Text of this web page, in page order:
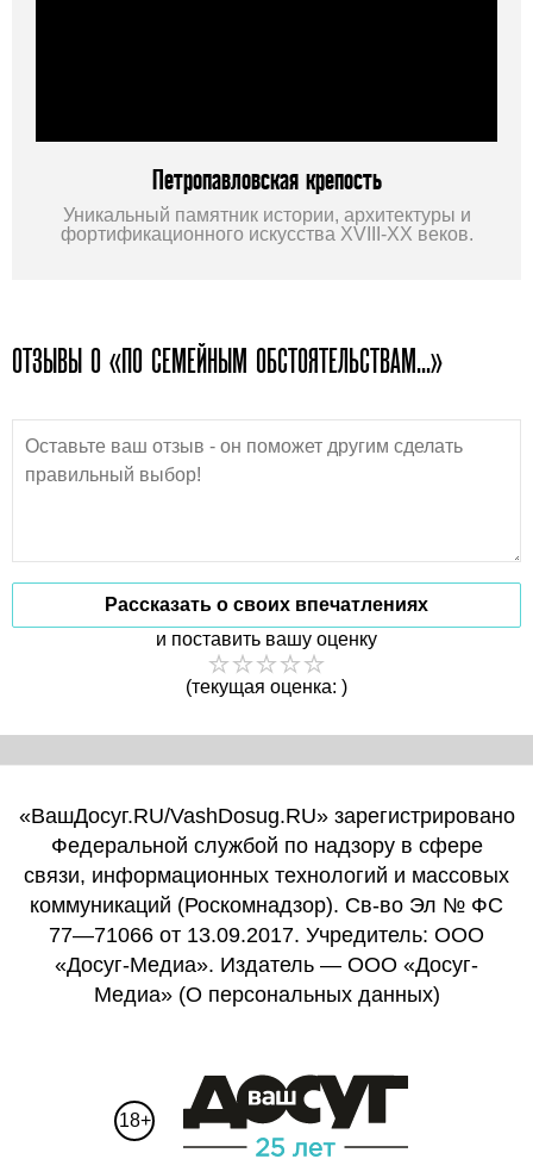
Петропавловская крепость
Уникальный памятник истории, архитектуры и
фортификационного искусства ХVIII-ХХ веков.
ОТЗЫВЫ О «ПО СЕМЕЙНЫМ ОБСТОЯТЕЛЬСТВАМ...»
Рассказать о своих впечатлениях
и поставить вашу оценку
(текущая оценка: )
«ВашДосуг.RU/VashDosug.RU» зарегистрировано
Федеральной службой по надзору в сфере
связи, информационных технологий и массовых
коммуникаций (Роскомнадзор). Св-во Эл № ФС
77—71066 от 13.09.2017. Учредитель: ООО
«Досуг-Медиа». Издатель — ООО «Досуг-
Медиа» (О персональных данных)
18+